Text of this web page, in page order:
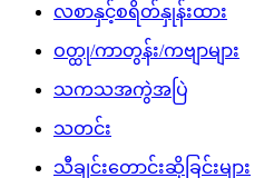
လစာနှင့်စရိတ်နှုန်းထား
ဝတ္ထု/ကာတွန်း/ကဗျာများ
သကသအကွဲအပြဲ
သတင်း
သီချင်းတောင်းဆိုခြင်းများ